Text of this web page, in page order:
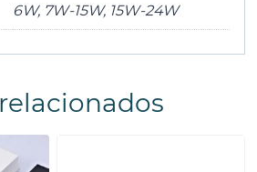
6W, 7W-15W, 15W-24W